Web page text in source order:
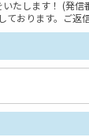
たします！ (発信
おります。ご返